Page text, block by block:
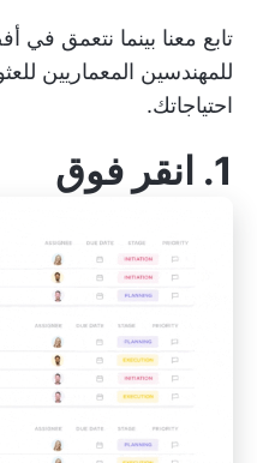
تابع معنا بينما نتعمق في
للمهندسين المعماريين
احتياجاتك.
1. انقر فوق